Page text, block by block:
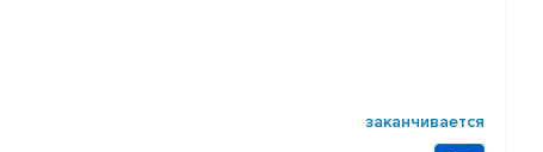
заканчивается